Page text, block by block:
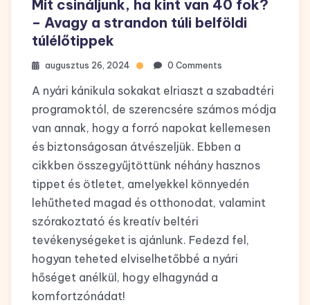
Mit csináljunk, ha kint van 40 fok?
– Avagy a strandon túli belföldi
túlélőtippek
augusztus 26, 2024 0 Comments
A nyári kánikula sokakat elriaszt a szabadtéri
programoktól, de szerencsére számos módja
van annak, hogy a forró napokat kellemesen
és biztonságosan átvészeljük. Ebben a
cikkben összegyűjtöttünk néhány hasznos
tippet és ötletet, amelyekkel könnyedén
lehűtheted magad és otthonodat, valamint
szórakoztató és kreatív beltéri
tevékenységeket is ajánlunk. Fedezd fel,
hogyan teheted elviselhetőbbé a nyári
hőséget anélkül, hogy elhagynád a
komfortzónádat!